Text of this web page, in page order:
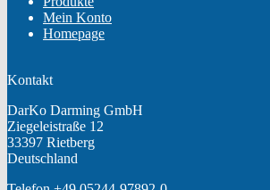
Mein Konto
Homepage
Kontakt
DarKo Darming GmbH
Ziegeleistraße 12
33397 Rietberg
Deutschland